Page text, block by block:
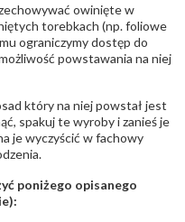
owinięte w
torebkach (np. foliowe
ograniczymy dostęp do
powstawania na niej
który na niej powstał jest
spakuj te wyroby i zanieś je
je wyczyścić w fachowy
poniżego opisanego